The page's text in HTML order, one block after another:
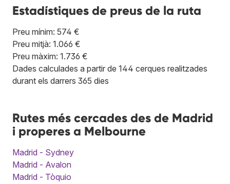
Estadístiques de preus de la ruta
Preu mínim: 574 €
Preu mitjà: 1.066 €
Preu màxim: 1.736 €
Dades calculades a partir de 144 cerques realitzades
durant els darrers 365 dies
Rutes més cercades des de Madrid
i properes a Melbourne
Madrid - Sydney
Madrid - Avalon
Madrid - Tòquio